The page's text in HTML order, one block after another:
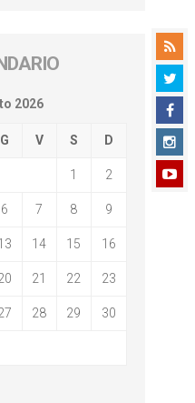
2026
G V S D
1 2
6 7 8 9
14 15 16
21 22 23
28 29 30